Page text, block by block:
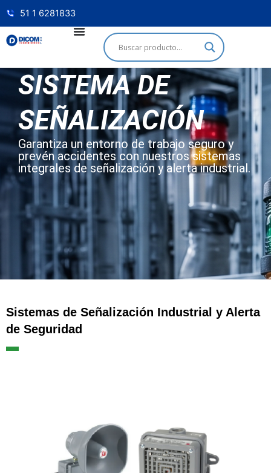
51 1 6281833
SISTEMA DE
SEÑALIZACIÓN
Garantiza un entorno de trabajo seguro y
prevén accidentes con nuestros sistemas
integrales de señalización y alerta industrial.
Sistemas de Señalización Industrial y Alerta
de Seguridad